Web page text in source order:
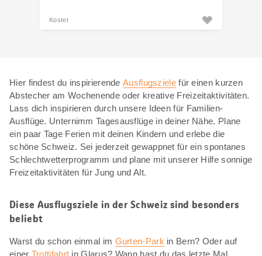
Kostet
Hier findest du inspirierendeAusflugszielefür einen kurzen
Abstecher am Wochenende oder kreative Freizeitaktivitäten.
Lass dich inspirieren durch unsere Ideen für Familien-
Ausflüge. Unternimm Tagesausflüge in deiner Nähe. Plane
ein paar Tage Ferien mit deinen Kindern und erlebe die
schöne Schweiz. Sei jederzeit gewappnet für ein spontanes
Schlechtwetterprogramm und plane mit unserer Hilfe sonnige
Freizeitaktivitäten für Jung und Alt.
Diese Ausflugsziele in der Schweiz sind besonders
beliebt
Warst du schon einmal im Gurten-Park in Bern? Oder auf
einer Trottifahrt in Glarus? Wann hast du das letzte Mal